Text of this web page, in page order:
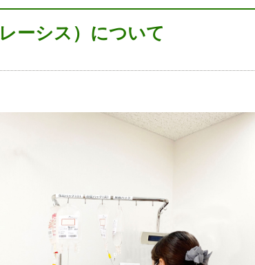
ーシス）について